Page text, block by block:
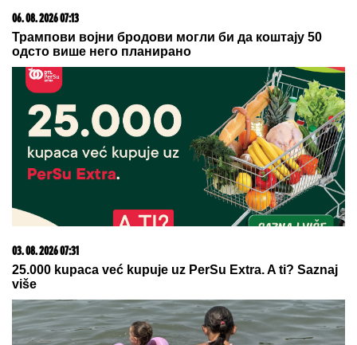
SUVI LUKSUZ I EGZOTIKA!Anđela i
Gastoz pobegli na Maldive, pa se
pohvalili: Kokteli dobrodošlice,
nestvaran bazen i NEOČEKIVAN
SUSRET na ulici (FOTO)